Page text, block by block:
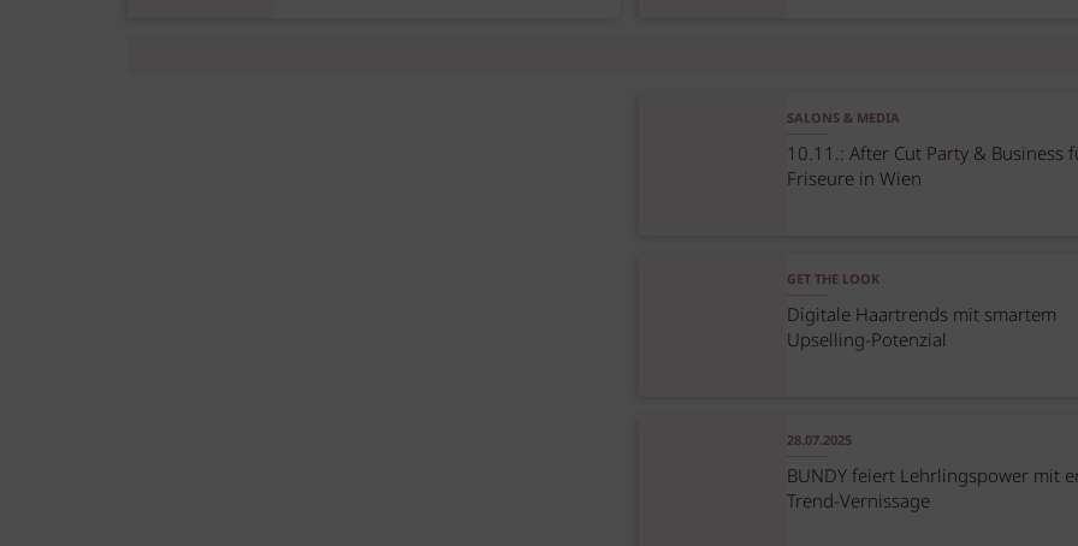
SALONS & MEDIA
10.11.: After Cut Party & Business
Friseure in Wien
GET THE LOOK
Digitale Haartrends mit smartem
Upselling-Potenzial
28.07.2025
BUNDY feiert Lehrlingspower mit
Trend-Vernissage